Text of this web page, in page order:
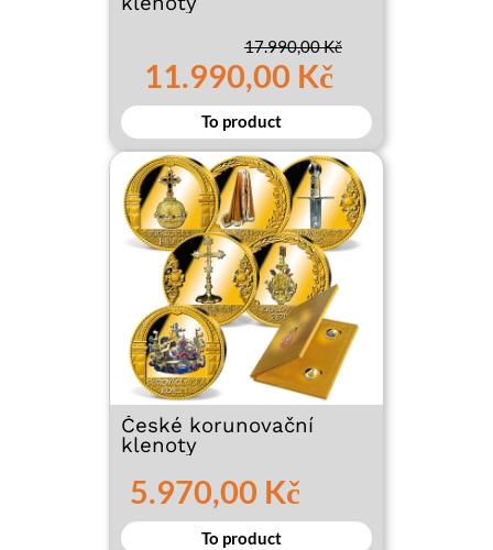
17.990,00 Kč
11.990,00 Kč
To product
České korunovační
klenoty
5.970,00 Kč
To product